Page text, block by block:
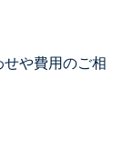
や費用のご相